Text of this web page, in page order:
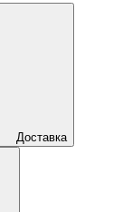
Доставка